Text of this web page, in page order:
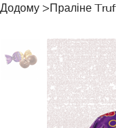
Додому >Праліне